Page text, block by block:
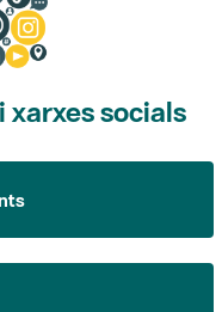
socials